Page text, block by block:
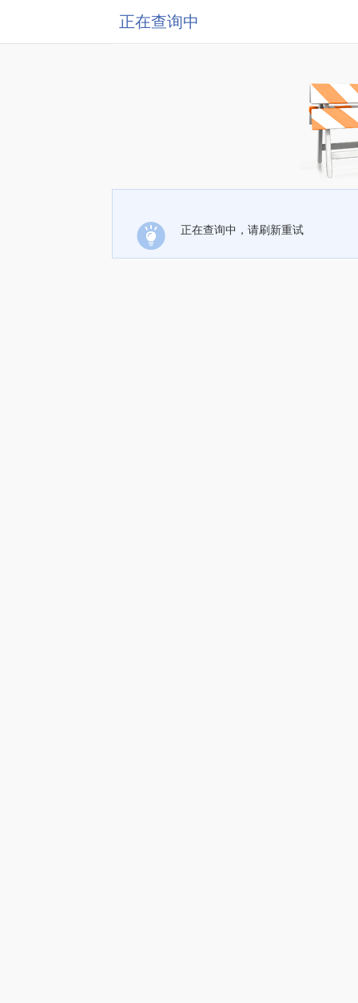
正在查询中
正在查询中，请刷新重试